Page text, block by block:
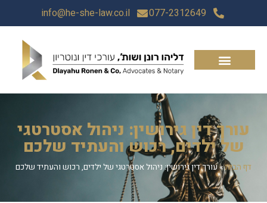
077-2312649
info@he-she-law.co.il
עורך דין גירושין: ניהול אסטרטגי
של ילדים, רכוש והעתיד שלכם
דף הבית»עורך דין גירושין: ניהול אסטרטגי של ילדים, רכוש והעתיד שלכם